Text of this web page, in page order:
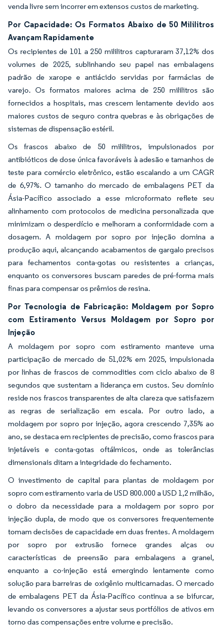
venda livre sem incorrer em extensos custos de marketing.
Por Capacidade: Os Formatos Abaixo de 50 Mililitros
Avançam Rapidamente
Os recipientes de 101 a 250 mililitros capturaram 37,12% dos
volumes de 2025, sublinhando seu papel nas embalagens
padrão de xarope e antiácido servidas por farmácias de
varejo. Os formatos maiores acima de 250 mililitros são
fornecidos a hospitais, mas crescem lentamente devido aos
maiores custos de seguro contra quebras e às obrigações de
sistemas de dispensação estéril.
Os frascos abaixo de 50 mililitros, impulsionados por
antibióticos de dose única favoráveis à adesão e tamanhos de
teste para comércio eletrônico, estão escalando a um CAGR
de 6,97%. O tamanho do mercado de embalagens PET da
Ásia-Pacífico associado a esse microformato reflete seu
alinhamento com protocolos de medicina personalizada que
minimizam o desperdício e melhoram a conformidade com a
dosagem. A moldagem por sopro por injeção domina a
produção aqui, alcançando acabamentos de gargalo precisos
para fechamentos conta-gotas ou resistentes a crianças,
enquanto os conversores buscam paredes de pré-forma mais
finas para compensar os prêmios de resina.
Por Tecnologia de Fabricação: Moldagem por Sopro
com Estiramento Versus Moldagem por Sopro por
Injeção
A moldagem por sopro com estiramento manteve uma
participação de mercado de 51,02% em 2025, impulsionada
por linhas de frascos de commodities com ciclo abaixo de 8
segundos que sustentam a liderança em custos. Seu domínio
reside nos frascos transparentes de alta clareza que satisfazem
as regras de serialização em escala. Por outro lado, a
moldagem por sopro por injeção, agora crescendo 7,35% ao
ano, se destaca em recipientes de precisão, como frascos para
injetáveis e conta-gotas oftálmicos, onde as tolerâncias
dimensionais ditam a integridade do fechamento.
O investimento de capital para plantas de moldagem por
sopro com estiramento varia de USD 800.000 a USD 1,2 milhão,
o dobro da necessidade para a moldagem por sopro por
injeção dupla, de modo que os conversores frequentemente
tomam decisões de capacidade em duas frentes. A moldagem
por sopro por extrusão fornece grandes alças ou
características de preensão para embalagens a granel,
enquanto a co-injeção está emergindo lentamente como
solução para barreiras de oxigênio multicamadas. O mercado
de embalagens PET da Ásia-Pacífico continua a se bifurcar,
levando os conversores a ajustar seus portfólios de ativos em
torno das compensações entre volume e precisão.